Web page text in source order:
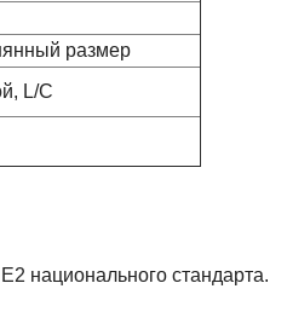
размер
L/C
национального стандарта.